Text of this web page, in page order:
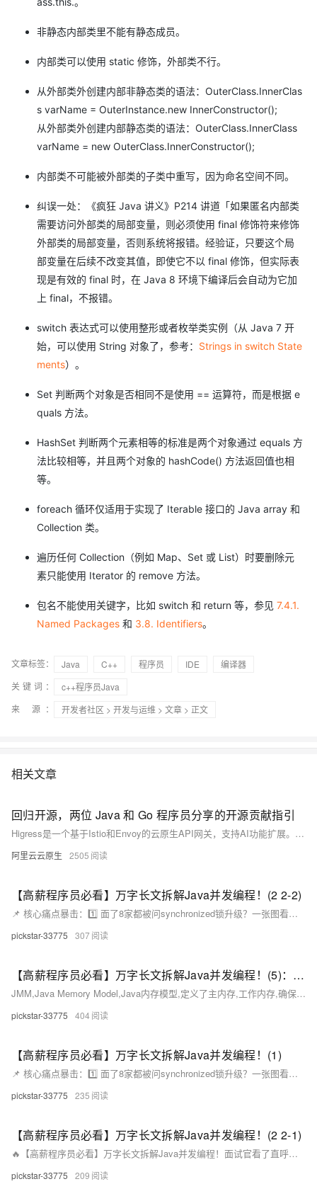
非静态内部类里不能有静态成员。
内部类可以使用 static 修饰，外部类不行。
从外部类外创建内部非静态类的语法：OuterClass.InnerClas
s varName = OuterInstance.new InnerConstructor();
从外部类外创建内部静态类的语法：OuterClass.InnerClass
varName = new OuterClass.InnerConstructor();
内部类不可能被外部类的子类中重写，因为命名空间不同。
纠误一处：《疯狂 Java 讲义》P214 讲道「如果匿名内部类
需要访问外部类的局部变量，则必须使用 final 修饰符来修饰
外部类的局部变量，否则系统将报错。经验证，只要这个局
部变量在后续不改变其值，即使它不以 final 修饰，但实际表
现是有效的 final 时，在 Java 8 环境下编译后会自动为它加
上 final，不报错。
switch 表达式可以使用整形或者枚举类实例（从 Java 7 开
始，可以使用 String 对象了，参考： Strings in switch State
ments）。
Set 判断两个对象是否相同不是使用 == 运算符，而是根据 e
quals 方法。
HashSet 判断两个元素相等的标准是两个对象通过 equals 方
法比较相等，并且两个对象的 hashCode() 方法返回值也相
等。
foreach 循环仅适用于实现了 Iterable 接口的 Java array 和
Collection 类。
遍历任何 Collection（例如 Map、Set 或 List）时要删除元
素只能使用 Iterator 的 remove 方法。
包名不能使用关键字，比如 switch 和 return 等，参见 7.4.1.
Named Packages 和 3.8. Identifiers。
文章标签： Java C++ 程序员 IDE
编译器
关键词：
c++程序员Java
来 源：
开发者社区 > 开发与运维 > 文章 > 正文
相关文章
回归开源，两位 Java 和 Go 程序员分享的开源贡献指引
Higress是一个基于Istio和Envoy的云原生API网关，支持AI功能扩展。它通过Go/Rust/JS编写的Wasm插件提供可扩展架构，并包含Node和Java的console模块。Higress起源于阿里巴巴，解决了Tengine配置重载及gRPC/Dubbo负载均衡问题，现已成为阿里云API网关的基础。本文介绍Higress的基本架构、功能（如AI网关、API管理、Ingress流量网关等）、部署方式以及如何参与开源贡献。此外，还提供了有效的开源贡献指南和社区交流信息。
阿里云云原生 2505
【高薪程序员必看】万字长文拆解Java并发编程！(2 2-2)
📌 核心痛点暴击：1️⃣ 面了8家都被问synchronized锁升级？一张图看懂偏向锁→重量级锁全过程！2️⃣ 线程池参数不会配？高并发场景下这些参数调优救了项目组命！3️⃣ volatile双重检测单例模式到底安不安全？99%人踩过的内存可见性大坑！💡 独家亮点抢先看：✅ 图解JVM内存模型（JMM）三大特性，看完再也不怕指令重排序✅ 手撕ReentrantLock源码，AQS队列同步器实现原理大揭秘✅ 全网最细线程状态转换图（附6种状态转换触发条件表）
pickstar-33775 307
【高薪程序员必看】万字长文拆解Java并发编程！(5)：深入理解JMM：Java内存模型的三大特性与volatile底层原理
JMM,Java Memory Model,Java内存模型,定义了主内存,工作内存,确保Java在不同平台上的正确运行主内存Main Memory:所有线程共享的内存区域,所有的变量都存储在主存中工作内存Working Memory:每个线程拥有自己的工作内存,用于保存变量的副本.线程执行过程中先将主内存中的变量读到工作内存中,对变量进行操作之后再将变量写入主内存,jvm概念说明主内存所有线程共享的内存区域，存储原始变量（堆内存中的对象实例和静态变量）工作内存。
pickstar-33775 404
【高薪程序员必看】万字长文拆解Java并发编程！(1)
📌 核心痛点暴击：1️⃣ 面了8家都被问synchronized锁升级？一张图看懂偏向锁→重量级锁全过程！2️⃣ 线程池参数不会配？高并发场景下这些参数调优救了项目组命！3️⃣ volatile双重检测单例模式到底安不安全？99%人踩过的内存可见性大坑！💡 独家亮点抢先看：✅ 图解JVM内存模型（JMM）三大特性，看完再也不怕指令重排序✅ 手撕ReentrantLock源码，AQS队列同步器实现原理大揭秘✅ 全网最细线程状态转换图（附6种状态转换触发条件表）
pickstar-33775 235
【高薪程序员必看】万字长文拆解Java并发编程！(2 2-1)
🔥【高薪程序员必看】万字长文拆解Java并发编程！面试官看了直呼内行，90%人不知道的线程安全骚操作！💻🚀《16个高频面试灵魂拷问+底层源码暴击》🔥👉戳这里看如何用1个月经验吊打3年程序员！📌 核心痛点暴击：1️⃣ 面了8家都被问synchronized锁升级？一张图看懂偏向锁→重量级锁全过程！2️⃣ 线程池参数不会配？高并发场景下这些参数调优救了项目组命！3️⃣ volatile双重检测单例模式到底安不安全？99%人踩过的内存可见性大坑！
pickstar-33775 209